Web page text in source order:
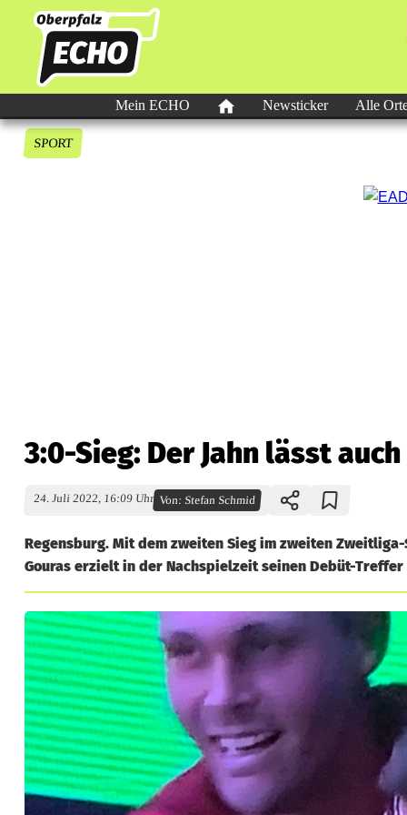
Mein ECHO Newsticker Alle
SPORT
3:0-Sieg: Der Jahn lässt
24. Juli 2022, 16:09 Uhr Von: Stefan Schmid
Regensburg. Mit dem zweiten Sieg im zweiten
Gouras erzielt in der Nachspielzeit seinen Debüt-Treffer
3
:
0
-
S
i